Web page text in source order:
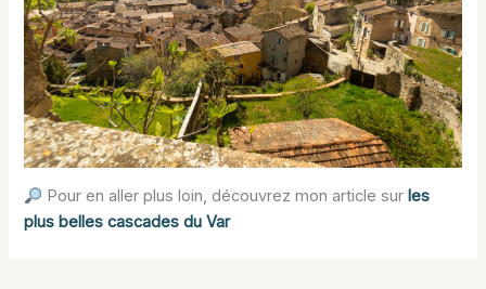
Pour en aller plus loin, découvrez mon article sur les
plus belles cascades du Var